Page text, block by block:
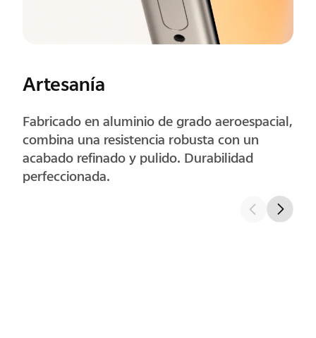
Esquinas
Las esquinas redondeadas con precisión
mejoran la comodidad del agarre y se
sienten naturales durante el uso prolongado.